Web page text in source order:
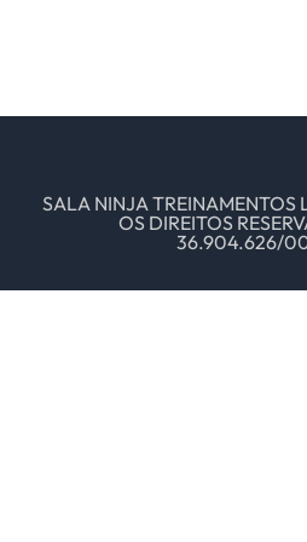
SALA NINJA
OS DIREITOS
36.904.626/